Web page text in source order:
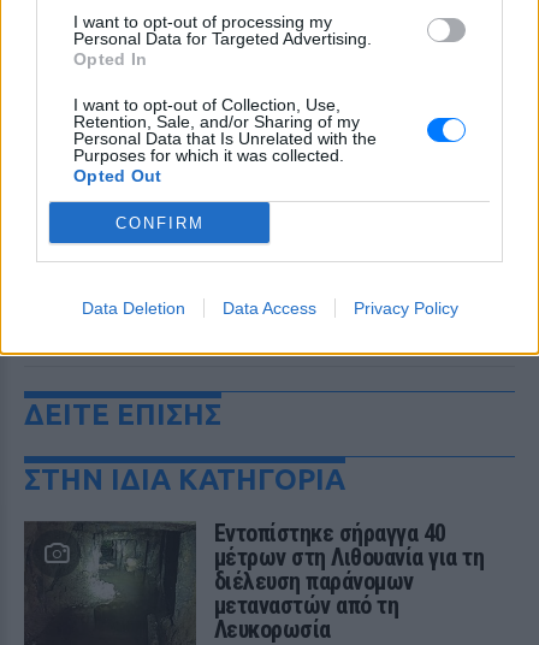
I want to opt-out of processing my
Personal Data for Targeted Advertising.
Opted In
I want to opt-out of Collection, Use,
Retention, Sale, and/or Sharing of my
Personal Data that Is Unrelated with the
Purposes for which it was collected.
Opted Out
CONFIRM
Data Deletion Data Access Privacy Policy
ΔΕΙΤΕ ΕΠΙΣΗΣ
ΣΤΗΝ ΙΔΙΑ ΚΑΤΗΓΟΡΙΑ
Εντοπίστηκε σήραγγα 40
μέτρων στη Λιθουανία για τη
διέλευση παράνομων
μεταναστών από τη
Λευκορωσία